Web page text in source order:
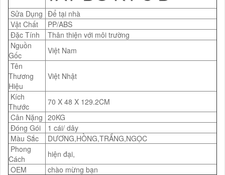
Sửa Dụng Để tại nhà
Vật Chất
PP/ABS
Đặc Tính
Thân thiện với môi trường
Nguồn
Gốc
Việt Nam
Tên
Thương
Hiệu
Việt Nhật
Kích
Thước
70 X 48 X 129.2CM
Cân Nặng 20KG
Đóng Gói
1 cái/ dây
Màu Sắc
DƯƠNG,HỒNG,TRẮNG,NGỌC
Phong
Cách
hiện đại,
OEM
chào mừng bạn